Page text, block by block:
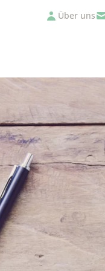
Über uns